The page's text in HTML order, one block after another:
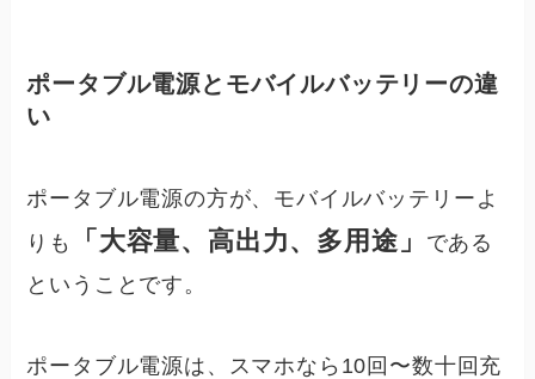
ポータブル電源とモバイルバッテリーの違
い
ポータブル電源の方が、モバイルバッテリーよ
りも
「大容量、高出力、多用途」
である
ということです。
ポータブル電源は、スマホなら10回〜数十回充